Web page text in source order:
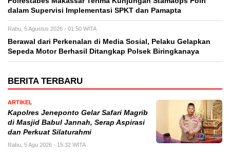
dalam Supervisi Implementasi SPKT dan Pamapta
Rabu, 5 Agustus 2026 - 01:50 WITA
Berawal dari Perkenalan di Media Sosial, Pelaku Gelapkan
Sepeda Motor Berhasil Ditangkap Polsek Biringkanaya
BERITA TERBARU
ARTIKEL
Kapolres Jeneponto Gelar Safari Magrib
di Masjid Babul Jannah, Serap Aspirasi
dan Perkuat Silaturahmi
Rabu, 5 Agu 2026 - 15:32 WITA